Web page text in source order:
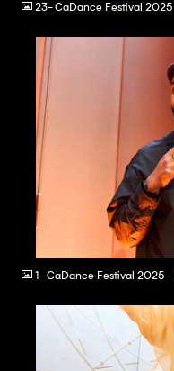
23- CaDance Festival
1- CaDance Festival 2025